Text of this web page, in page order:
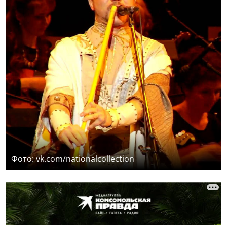
Фото: vk.com/nationalcollection